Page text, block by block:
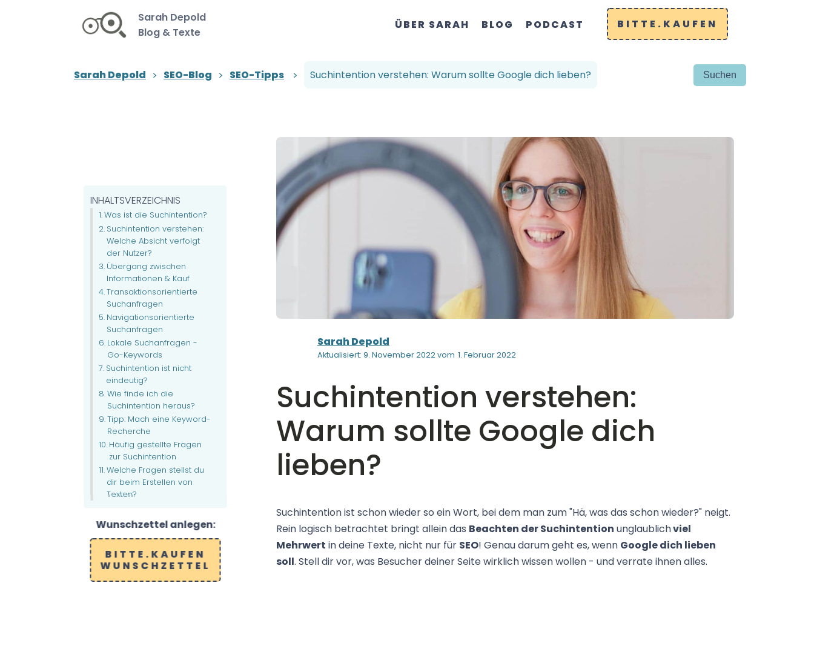
Sarah Depold
Blog & Texte
ÜBER SARAH BLOG PODCAST BITTE.KAUFEN
Sarah Depold SEO-Blog SEO-Tipps Suchintention verstehen: Warum sollte Google dich lieben?
Sarah Depold
Aktualisiert: 9. November 2022 vom 1. Februar 2022
Suchintention verstehen:
Warum sollte Google dich
lieben?
INHALTSVERZEICHNIS
Was ist die Suchintention?
Suchintention verstehen:
Welche Absicht verfolgt
der Nutzer?
Übergang zwischen
Informationen & Kauf
Transaktionsorientierte
Suchanfragen
Navigationsorientierte
Suchanfragen
Lokale Suchanfragen -
Go-Keywords
Suchintention ist nicht
eindeutig?
Wie finde ich die
Suchintention heraus?
Tipp: Mach eine Keyword-
Recherche
Häufig gestellte Fragen
zur Suchintention
Welche Fragen stellst du
dir beim Erstellen von
Texten?
Wunschzettel anlegen:
BITTE.KAUFEN
WUNSCHZETTEL
Suchintention ist schon wieder so ein Wort, bei dem man zum "Hä, was das schon wieder?" neigt.
Rein logisch betrachtet bringt allein das Beachten der Suchintention unglaublichviel
Mehrwert in deine Texte, nicht nur für SEO! Genau darum geht es, wenn Google dich lieben
soll. Stell dir vor, was Besucher deiner Seite wirklich wissen wollen - und verrate ihnen alles.